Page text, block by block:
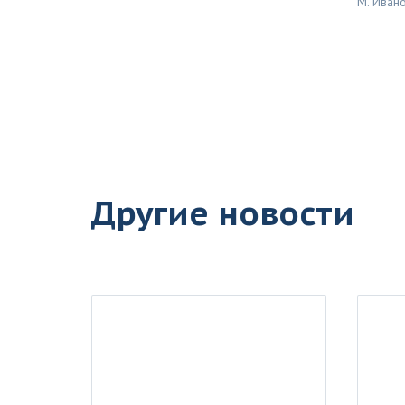
Другие новости